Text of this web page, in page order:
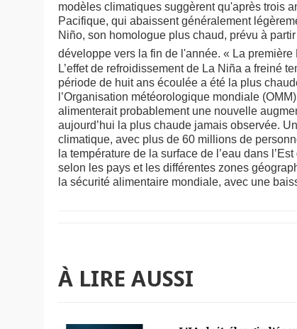
modèles climatiques suggèrent qu'après trois
Pacifique, qui abaissent généralement
Niño, son homologue plus chaud, prévu à
développe vers la fin de l'année. « La
L’effet de refroidissement de La Niña a freiné
période de huit ans écoulée a été la plus
l’Organisation météorologique mondiale
alimenterait probablement une nouvelle
aujourd’hui la plus chaude jamais observée.
climatique, avec plus de 60 millions de
la température de la surface de l’eau dans
selon les pays et les différentes zones
la sécurité alimentaire mondiale, avec une
À LIRE AUSSI